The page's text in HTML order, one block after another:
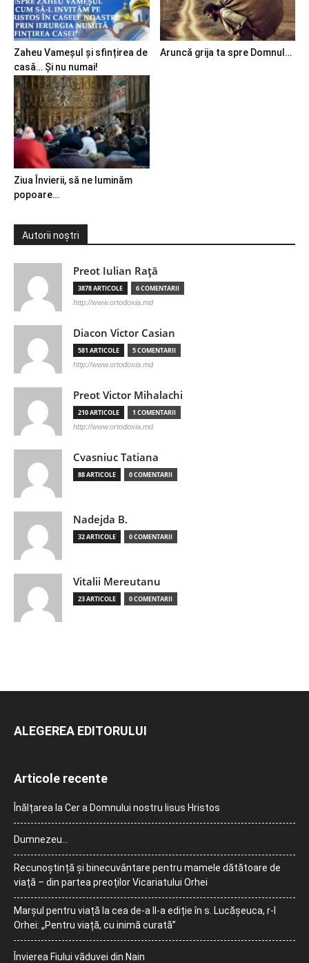
Zaheu Vameșul și sfințirea de
casă… Și nu numai!
Aruncă grija ta spre Domnul…
Ziua Învierii, să ne luminăm
popoare…
Autorii noștri
Preot Iulian Raţă
3878 ARTICOLE 6 COMENTARII
http://www.ortodoxia.md
Diacon Victor Casian
581 ARTICOLE 5 COMENTARII
http://www.ortodoxia.md
Preot Victor Mihalachi
210 ARTICOLE 1 COMENTARII
http://www.ortodoxia.md
Cvasniuc Tatiana
88 ARTICOLE 0 COMENTARII
Nadejda B.
32 ARTICOLE 0 COMENTARII
Vitalii Mereutanu
23 ARTICOLE 0 COMENTARII
ALEGEREA EDITORULUI
Articole recente
Înălțarea la Cer a Domnului nostru Iisus Hristos
Dumnezeu…
Recunoștință și binecuvântare pentru mamele dătătoare de
viață – din partea preoților Vicariatului Orhei
Marșul pentru viață la cea de-a II-a ediție în s. Lucășeuca, r-l
Orhei: „Pentru viață, cu inimă curată”
Învierea Fiului văduvei din Nain